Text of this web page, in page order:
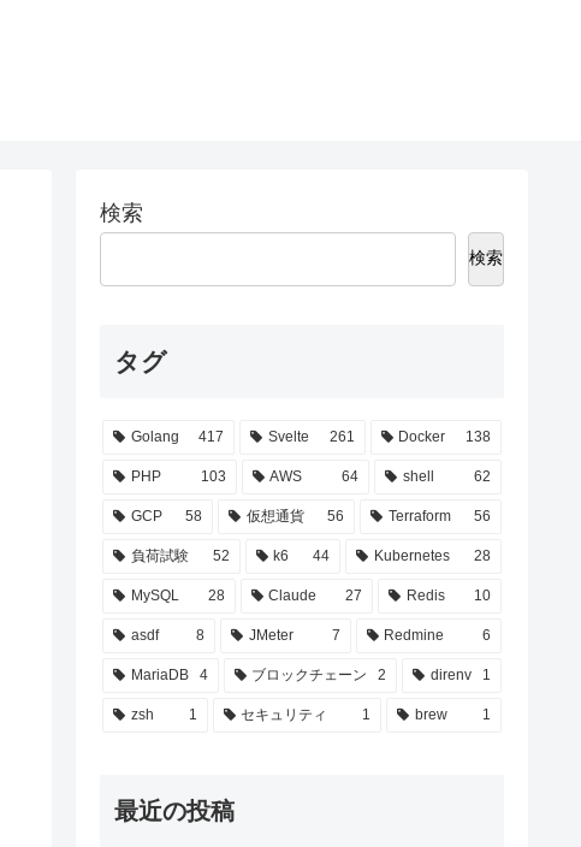
検索
検索
タグ
Golang 417 Svelte 261 Docker 138
PHP 103 AWS 64 shell 62
GCP 58 仮想通貨 56 Terraform 56
負荷試験 52 k6 44 Kubernetes 28
MySQL 28 Claude 27 Redis 10
asdf 8 JMeter 7 Redmine 6
MariaDB 4 ブロックチェーン 2 direnv 1
zsh 1 セキュリティ 1 brew 1
最近の投稿